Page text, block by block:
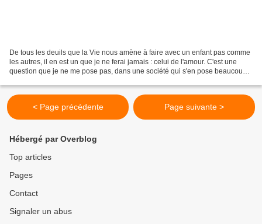
De tous les deuils que la Vie nous amène à faire avec un enfant pas comme
les autres, il en est un que je ne ferai jamais : celui de l'amour. C'est une
question que je ne me pose pas, dans une société qui s'en pose beaucoup
< Page précédente Page suivante >
Hébergé par Overblog
Top articles
Pages
Contact
Signaler un abus